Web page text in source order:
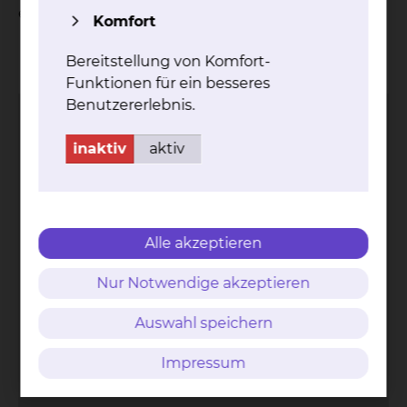
einem Besuch zugestimmt haben.
Bildnachweise
Entgelttransparenz
Cookie Einstellungen
Freisestr. 9/10
Fax: 0531/595-1322
info@klinikum-braunschweig.de
Komfort
Bereitstellung von Komfort-
Funktionen für ein besseres
Benutzererlebnis.
inaktiv aktiv
Alle akzeptieren
Nur Notwendige akzeptieren
Auswahl speichern
Impressum